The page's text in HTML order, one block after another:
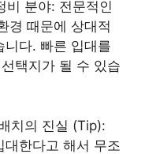
비 분야: 전문적인
경 때문에 상대적
니다. 빠른 입대를
택지가 될 수 있습
치의 진실 (Tip):
한다고 해서 무조